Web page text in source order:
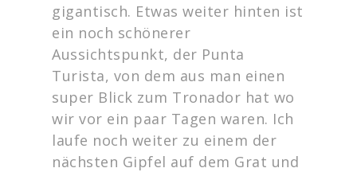
gigantisch. Etwas weiter hinten ist
ein noch schönerer
Aussichtspunkt, der Punta
Turista, von dem aus man einen
super Blick zum Tronador hat wo
wir vor ein paar Tagen waren. Ich
laufe noch weiter zu einem der
nächsten Gipfel auf dem Grat und